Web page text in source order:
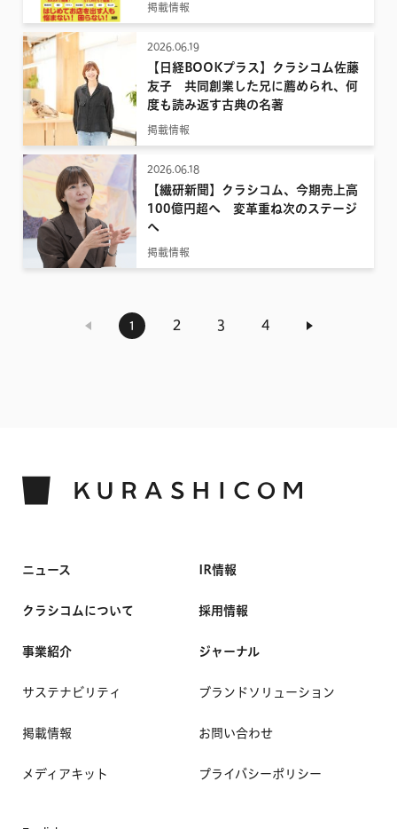
掲載情報
2026.06.19
【日経BOOKプラス】クラシコム佐藤
友子 共同創業した兄に薦められ、何
度も読み返す古典の名著
掲載情報
2026.06.18
【繊研新聞】クラシコム、今期売上高
100億円超へ 変革重ね次のステージ
へ
掲載情報
1 2 3 4
ニュース
クラシコムについて
事業紹介
IR情報
採用情報
ジャーナル
サステナビリティ
掲載情報
メディアキット
ブランドソリューション
お問い合わせ
プライバシーポリシー